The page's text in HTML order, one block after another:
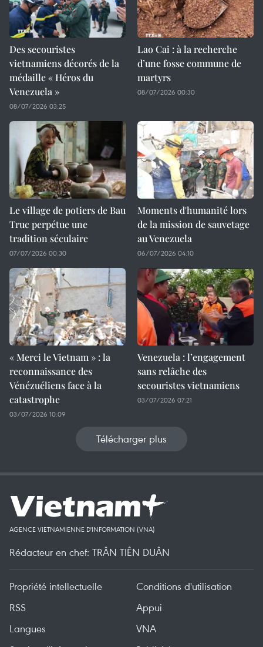
Des secouristes
vietnamiens décorés de la
médaille « Héros du
Venezuela »
08/07/2026 03:25
Lao Cai : à la recherche
d’une fosse commune de
martyrs
08/07/2026 00:30
Le village de potiers de Bau
Truc perpétue une
tradition séculaire
07/07/2026 00:30
Moments d'humanité lors
de la mission de sauvetage
au Venezuela
06/07/2026 04:10
« Merci le Vietnam » : la
reconnaissance des
Vénézuéliens face à la
catastrophe
03/07/2026 10:09
Venezuela : l’engagement
sans relâche des
secouristes vietnamiens
03/07/2026 07:21
Télécharger plus
AGENCE VIETNAMIENNE D'INFORMATION (VNA)
Rédacteur en chef: TRÂN TIÊN DUÂN
Propriété intellectuelle
Conditions d'utilisation
RSS
Appui
Langues
VNA